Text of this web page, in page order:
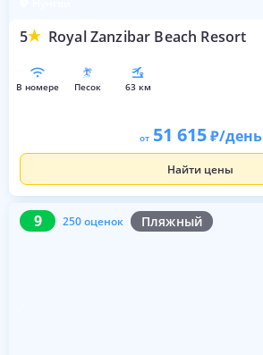
5 Royal Zanzibar Beach Resort
в номере песок 63 км
от 51 615 /день
Найти цены
9 250 оценок Пляжный
9 250 оценок